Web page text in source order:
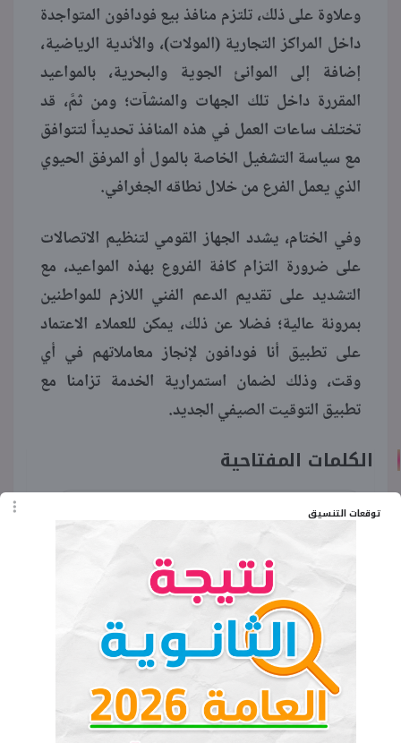
توقعات التنسيق
وعلاوة على ذلك، تلتزم منافذ بيع فودافون المتواجدة
داخل المراكز التجارية (المولات)، والأندية الرياضية،
إضافة إلى الموانئ الجوية والبحرية، بالمواعيد
المقررة داخل تلك الجهات والمنشآت؛ ومن ثمَّ، قد
تختلف ساعات العمل في هذه المنافذ تحديداً لتتوافق
مع سياسة التشغيل الخاصة بالمول أو المرفق الحيوي
الذي يعمل الفرع من خلال نطاقه الجغرافي.
وفي الختام، يشدد الجهاز القومي لتنظيم الاتصالات
على ضرورة التزام كافة الفروع بهذه المواعيد، مع
التشديد على تقديم الدعم الفني اللازم للمواطنين
بمرونة عالية؛ فضلا عن ذلك، يمكن للعملاء الاعتماد
على تطبيق أنا فودافون لإنجاز معاملاتهم في أي
وقت، وذلك لضمان استمرارية الخدمة تزامنا مع
تطبيق التوقيت الصيفي الجديد.
الكلمات المفتاحية
مواعيد عمل فروع فودافون بالتوقيت الصيفي
2026
مواعيد فروع فودافون في الصيف
متى تقفل فروع فودافون
مواعيد عمل فودافون يوم الجمعة
فروع فودافون كاش المواعيد الجديدة